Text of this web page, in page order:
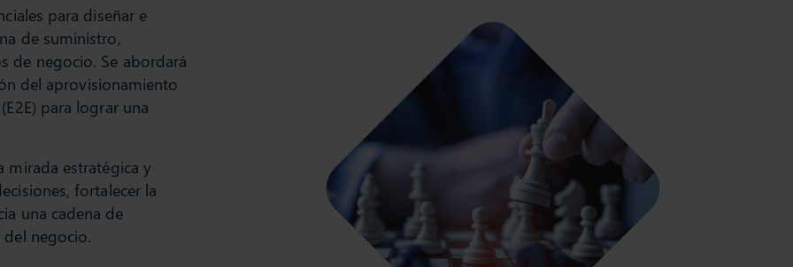
para diseñar e
de suministro,
de negocio. Se abordará
del aprovisionamiento
para lograr una
mirada estratégica y
fortalecer la
una cadena de
negocio.